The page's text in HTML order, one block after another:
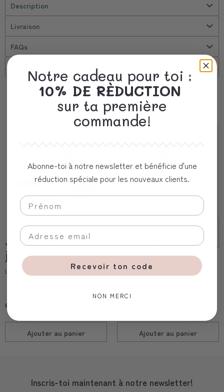
Description
Livraison
FAQs
Vous aimerez aussi
Jeu en bois "Petit
jardin"
Love Kids
CHF 69,90
Ajouter au panier
Carte de vœux «
Affectueuse
maman »
CHF 5,00
Ajouter au panier
Inscris-toi maintenant à notre newsletter!
Notre cadeau pour toi :
10% DE RÈDUCTION
sur ta première
commande!
Abonne-toi à notre newsletter et bénéficie d'une
réduction spéciale pour les nouveaux clients.
Recevoir ton code
NON MERCI